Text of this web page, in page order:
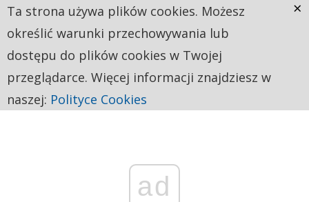
ad
Ta strona używa plików cookies. Możesz
określić warunki przechowywania lub
dostępu do plików cookies w Twojej
przeglądarce. Więcej informacji znajdziesz w
naszej: Polityce Cookies
×